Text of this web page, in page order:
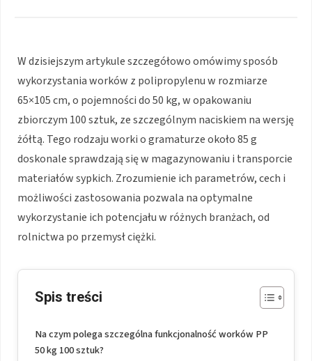
W dzisiejszym artykule szczegółowo omówimy sposób
wykorzystania worków z polipropylenu w rozmiarze
65×105 cm, o pojemności do 50 kg, w opakowaniu
zbiorczym 100 sztuk, ze szczególnym naciskiem na wersję
żółtą. Tego rodzaju worki o gramaturze około 85 g
doskonale sprawdzają się w magazynowaniu i transporcie
materiałów sypkich. Zrozumienie ich parametrów, cech i
możliwości zastosowania pozwala na optymalne
wykorzystanie ich potencjału w różnych branżach, od
rolnictwa po przemysł ciężki.
Spis treści
Na czym polega szczególna funkcjonalność worków PP
50 kg 100 sztuk?